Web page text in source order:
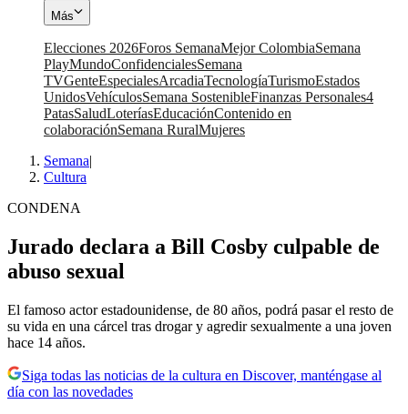
Más
Elecciones 2026Foros SemanaMejor ColombiaSemana
PlayMundoConfidencialesSemana
TVGenteEspecialesArcadiaTecnologíaTurismoEstados
UnidosVehículosSemana SostenibleFinanzas Personales4
PatasSaludLoteríasEducaciónContenido en
colaboraciónSemana RuralMujeres
Semana|
Cultura
CONDENA
Jurado declara a Bill Cosby culpable de
abuso sexual
El famoso actor estadounidense, de 80 años, podrá pasar el resto de
su vida en una cárcel tras drogar y agredir sexualmente a una joven
hace 14 años.
Siga todas las noticias de la cultura en Discover, manténgase al
día con las novedades